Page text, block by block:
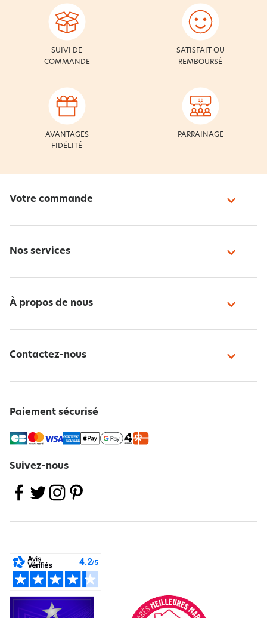
SUIVI DE
COMMANDE
SATISFAIT OU
REMBOURSÉ
AVANTAGES
FIDÉLITÉ
PARRAINAGE
Votre commande
Nos services
À propos de nous
Contactez-nous
Paiement sécurisé
Suivez-nous